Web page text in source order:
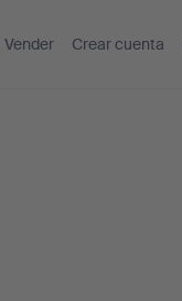
Vender Crear cuenta